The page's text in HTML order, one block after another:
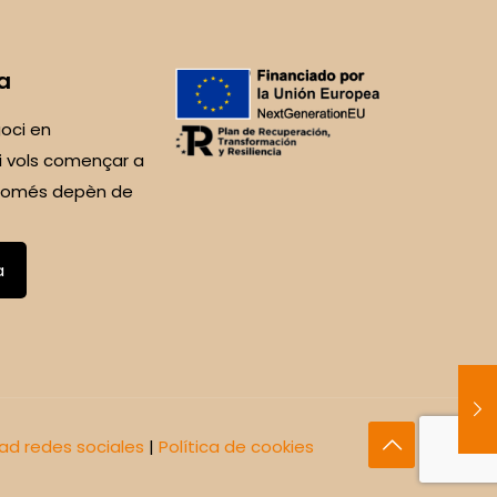
en
vols començar a
depèn de
redes sociales | Política de cookies